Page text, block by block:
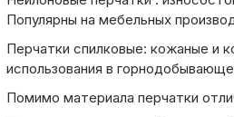
Популярны на мебельных
Перчатки спилковые: кожаные и
использования в
Помимо материала перчатки